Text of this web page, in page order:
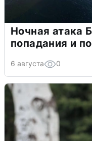
Ночная атака
попадания и
6 августа 0